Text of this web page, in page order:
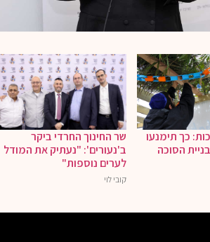
כך תימנעו
הסוכה
שר החינוך החרדי ביקר
ב'נעורים': "נעתיק את המודל
לערים נוספות"
קובי לוי